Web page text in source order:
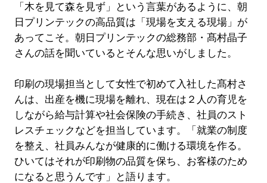
「木を見て森を見ず」という言葉があるように、朝
日プリンテックの高品質は「現場を支える現場」が
あってこそ。朝日プリンテックの総務部・髙村晶子
さんの話を聞いているとそんな思いがしました。
印刷の現場担当として女性で初めて入社した髙村さ
んは、出産を機に現場を離れ、現在は２人の育児を
しながら給与計算や社会保険の手続き、社員のスト
レスチェックなどを担当しています。「就業の制度
を整え、社員みんなが健康的に働ける環境を作る。
ひいてはそれが印刷物の品質を保ち、お客様のため
になると思うんです」と語ります。